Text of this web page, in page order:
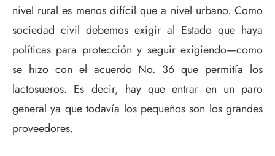
nivel rural es menos difícil que a nivel urbano. Como
sociedad civil debemos exigir al Estado que haya
políticas para protección y seguir exigiendo—como
se hizo con el acuerdo No. 36 que permitía los
lactosueros. Es decir, hay que entrar en un paro
general ya que todavía los pequeños son los grandes
proveedores.